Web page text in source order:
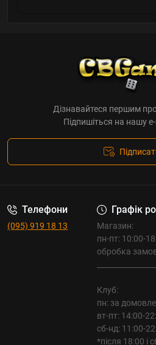
Дізнавайтеся першим
Підпишіться на нашу
Телефони
(095) 919 18 13
Графік
Магазин:
пн-пт: 10:00-
обробка
Клуб:
пн: за
вт-пт: 14:00-
сб-нд: 11:00-
*після 18:00 і